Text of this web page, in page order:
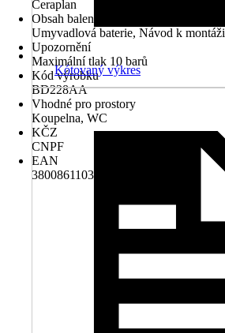
Ceraplan
Obsah balení
Umyvadlová baterie, Návod k montáži
Upozornění
Maximální tlak 10 barů
Kód výrobku
BD228AA
Vhodné pro prostory
Koupelna, WC
KČZ
CNPF
EAN
3800861103691
Kótovaný výkres